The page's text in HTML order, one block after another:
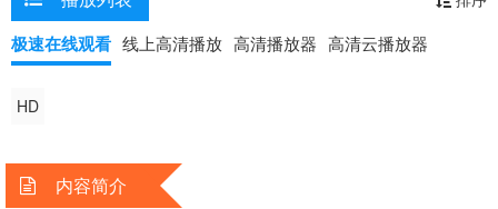
极速在线观看 线上高清播放 高清播放器 高清云播放器
HD
内容简介